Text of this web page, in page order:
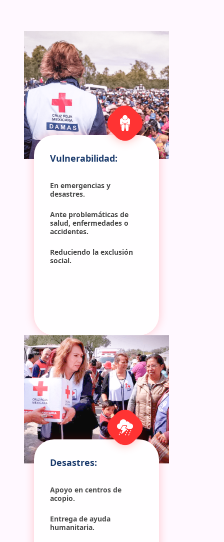
Vulnerabilidad:
En emergencias y
desastres.
Ante problemáticas de
salud, enfermedades o
accidentes.
Reduciendo la exclusión
social.
Desastres:
Apoyo en centros de
acopio.
Entrega de ayuda
humanitaria.